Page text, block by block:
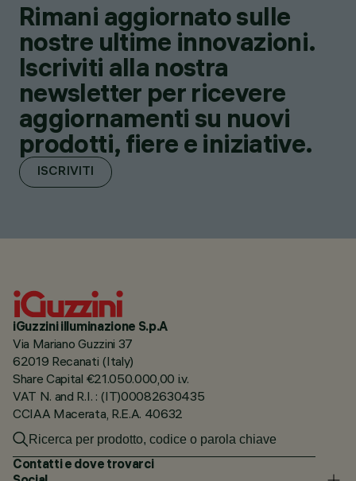
Rimani aggiornato sulle
nostre ultime innovazioni.
Iscriviti alla nostra
newsletter per ricevere
aggiornamenti su nuovi
prodotti, fiere e iniziative.
ISCRIVITI
iGuzzini illuminazione S.p.A
Via Mariano Guzzini 37
62019 Recanati (Italy)
Share Capital €21.050.000,00 i.v.
VAT N. and R.I. : (IT)00082630435
CCIAA Macerata, R.E.A. 40632
Contatti e dove trovarci